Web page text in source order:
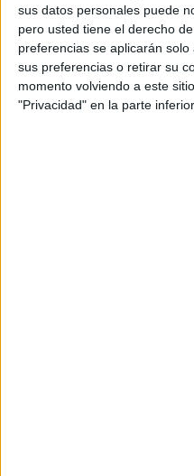
sus datos personales puede
pero usted tiene el derecho
preferencias se aplicarán
sus preferencias o retirar su
momento volviendo a este
"Privacidad" en la parte
los 103 años de vida de La
un marcado carácter
piezas. La Unidad de
dirigida por la teniente
se ha contado con la